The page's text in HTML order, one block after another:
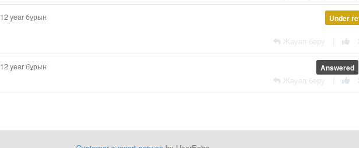
Under
12 year бұрын
Жауап беру
Answered
12 year бұрын
Жауап беру